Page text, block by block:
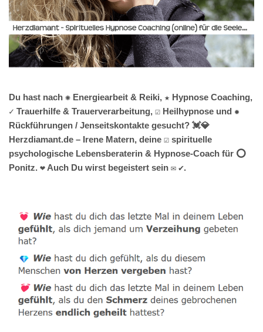
Du hast nach ✺ Energiearbeit & Reiki, ★ Hypnose Coaching,
✓ Trauerhilfe & Trauerverarbeitung, ☑️ Heilhypnose und ✹
Rückführungen / Jenseitskontakte gesucht? 💓️💎
Herzdiamant.de – Irene Matern, deine ☑️ spirituelle
psychologische Lebensberaterin & Hypnose-Coach für ⭕
Ponitz. ❤ Auch Du wirst begeistert sein ✉ ✔.